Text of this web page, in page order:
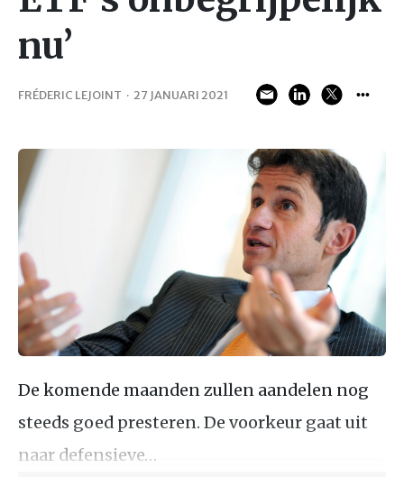
nu’
FRÉDERIC LEJOINT · 27 JANUARI 2021
De komende maanden zullen aandelen nog
steeds goed presteren. De voorkeur gaat uit
naar defensieve…